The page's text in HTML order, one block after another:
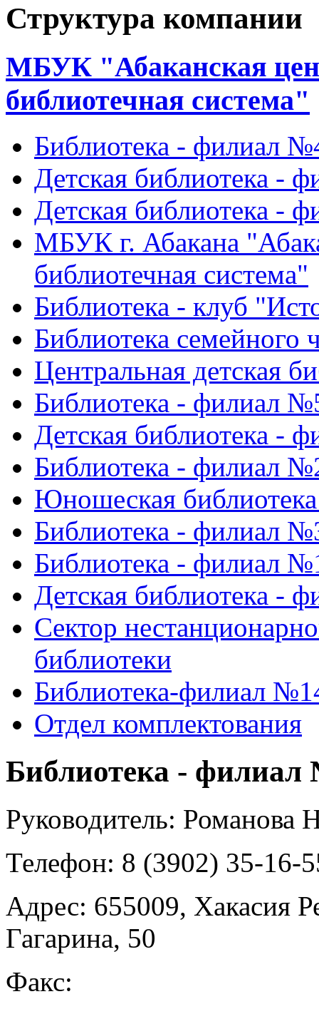
Структура компании
МБУК "Абаканская
библиотечная система"
Библиотека - филиал
Детская библиотека -
Детская библиотека -
МБУК г. Абакана
библиотечная система"
Библиотека - клуб
Библиотека семейного
Центральная детская
Библиотека - филиал
Детская библиотека -
Библиотека - филиал
Юношеская
Библиотека - филиал
Библиотека - филиал
Детская библиотека -
Сектор
библиотеки
Библиотека-филиал
Отдел комплектования
Библиотека -
Руководитель: Романова
Телефон: 8 (3902) 35-16-
Адрес: 655009, Хакасия
Гагарина, 50
Факс: